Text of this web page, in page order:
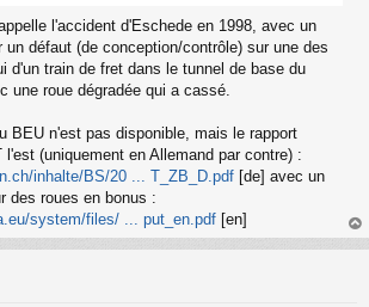
l'accident d'Eschede en 1998, avec un
un défaut (de conception/contrôle) sur une des
d'un train de fret dans le tunnel de base du
une roue dégradée qui a cassé.
BEU n'est pas disponible, mais le rapport
(uniquement en Allemand par contre) :
inhalte/BS/20 ... T_ZB_D.pdf [de] avec un
des roues en bonus :
system/files/ ... put_en.pdf [en]
au